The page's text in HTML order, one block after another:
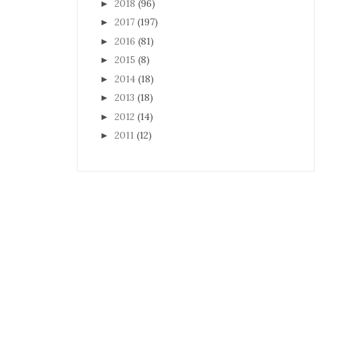
► 2018 (96)
► 2017 (197)
► 2016 (81)
► 2015 (8)
► 2014 (18)
► 2013 (18)
► 2012 (14)
► 2011 (12)